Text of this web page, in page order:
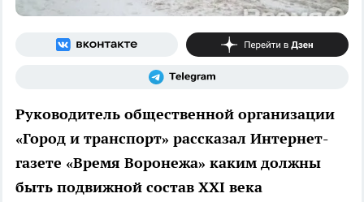
Руководитель общественной организации
«Город и транспорт» рассказал Интернет-
газете «Время Воронежа» каким должны
быть подвижной состав XXI века